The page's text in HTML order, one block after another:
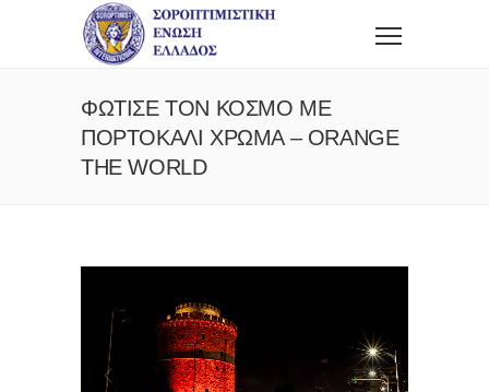
ΦΩΤΙΣΕ ΤΟΝ ΚΟΣΜΟ ΜΕ
ΠΟΡΤΟΚΑΛΙ ΧΡΩΜΑ – ORANGE
THE WORLD